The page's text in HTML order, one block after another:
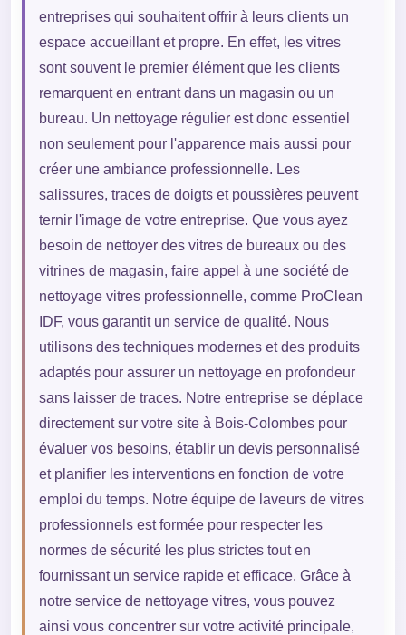
entreprises qui souhaitent offrir à leurs clients un
espace accueillant et propre. En effet, les vitres
sont souvent le premier élément que les clients
remarquent en entrant dans un magasin ou un
bureau. Un nettoyage régulier est donc essentiel
non seulement pour l'apparence mais aussi pour
créer une ambiance professionnelle. Les
salissures, traces de doigts et poussières peuvent
ternir l'image de votre entreprise. Que vous ayez
besoin de nettoyer des vitres de bureaux ou des
vitrines de magasin, faire appel à une société de
nettoyage vitres professionnelle, comme ProClean
IDF, vous garantit un service de qualité. Nous
utilisons des techniques modernes et des produits
adaptés pour assurer un nettoyage en profondeur
sans laisser de traces. Notre entreprise se déplace
directement sur votre site à Bois-Colombes pour
évaluer vos besoins, établir un devis personnalisé
et planifier les interventions en fonction de votre
emploi du temps. Notre équipe de laveurs de vitres
professionnels est formée pour respecter les
normes de sécurité les plus strictes tout en
fournissant un service rapide et efficace. Grâce à
notre service de nettoyage vitres, vous pouvez
ainsi vous concentrer sur votre activité principale,